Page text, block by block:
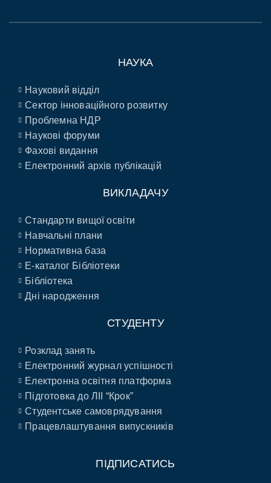
НАУКА
Науковий відділ
Сектор інноваційного розвитку
Проблемна НДР
Наукові форуми
Фахові видання
Електронний архів публікацій
ВИКЛАДАЧУ
Стандарти вищої освіти
Навчальні плани
Нормативна база
E-каталог Бібліотеки
Бібліотека
Дні народження
СТУДЕНТУ
Розклад занять
Електронний журнал успішності
Електронна освітня платформа
Підготовка до ЛІІ “Крок”
Студентське самоврядування
Працевлаштування випускників
ПІДПИСАТИСЬ